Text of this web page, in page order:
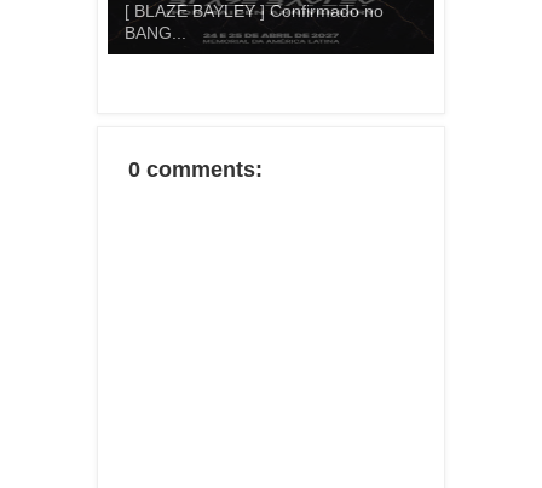
[ BLAZE BAYLEY ] Confirmado no
BANG...
0 comments: